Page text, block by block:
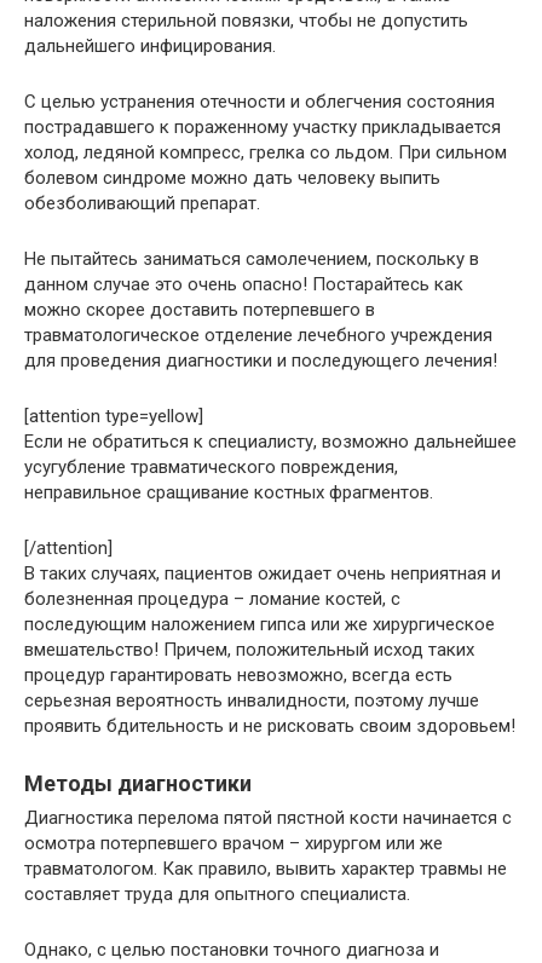
наложения стерильной повязки, чтобы не допустить
дальнейшего инфицирования.
С целью устранения отечности и облегчения состояния
пострадавшего к пораженному участку прикладывается
холод, ледяной компресс, грелка со льдом. При сильном
болевом синдроме можно дать человеку выпить
обезболивающий препарат.
Не пытайтесь заниматься самолечением, поскольку в
данном случае это очень опасно! Постарайтесь как
можно скорее доставить потерпевшего в
травматологическое отделение лечебного учреждения
для проведения диагностики и последующего лечения!
[attention type=yellow]
Если не обратиться к специалисту, возможно дальнейшее
усугубление травматического повреждения,
неправильное сращивание костных фрагментов.
[/attention]
В таких случаях, пациентов ожидает очень неприятная и
болезненная процедура – ломание костей, с
последующим наложением гипса или же хирургическое
вмешательство! Причем, положительный исход таких
процедур гарантировать невозможно, всегда есть
серьезная вероятность инвалидности, поэтому лучше
проявить бдительность и не рисковать своим здоровьем!
Методы диагностики
Диагностика перелома пятой пястной кости начинается с
осмотра потерпевшего врачом – хирургом или же
травматологом. Как правило, вывить характер травмы не
составляет труда для опытного специалиста.
Однако, с целью постановки точного диагноза и